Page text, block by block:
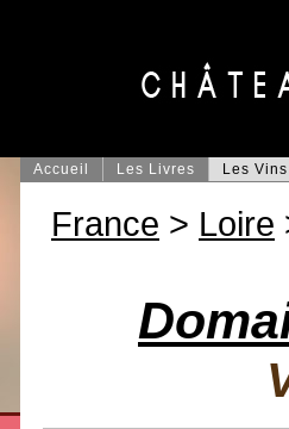
Accueil Les Livres Les Vins
France > Loire